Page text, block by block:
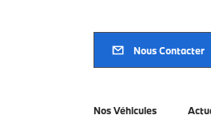
Nous Contacter
Nos Véhicules